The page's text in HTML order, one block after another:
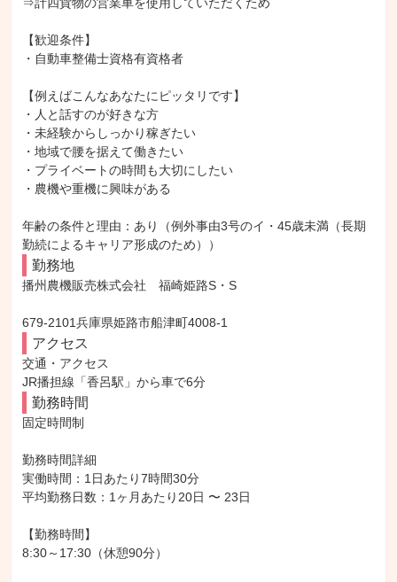
【歓迎条件】
・自動車整備士資格有資格者
【例えばこんなあなたにピッタリです】
・人と話すのが好きな方
・未経験からしっかり稼ぎたい
・地域で腰を据えて働きたい
・プライベートの時間も大切にしたい
・農機や重機に興味がある
年齢の条件と理由：あり（例外事由3号のイ・45歳未満（長期
勤続によるキャリア形成のため））
勤務地
播州農機販売株式会社　福崎姫路S・S
679-2101兵庫県姫路市船津町4008-1
アクセス
交通・アクセス
JR播担線「香呂駅」から車で6分
勤務時間
固定時間制
勤務時間詳細
実働時間：1日あたり7時間30分
平均勤務日数：1ヶ月あたり20日 〜 23日
【勤務時間】
8:30～17:30（休憩90分）